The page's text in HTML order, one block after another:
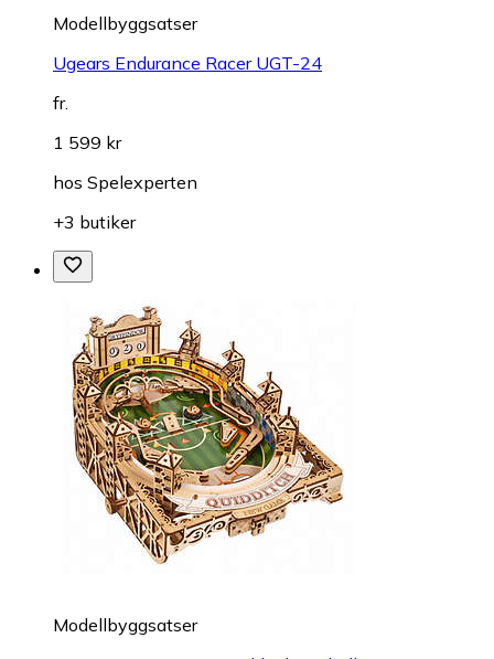
Modellbyggsatser
Ugears Endurance Racer UGT-24
fr.
1 599 kr
hos Spelexperten
+3 butiker
Modellbyggsatser